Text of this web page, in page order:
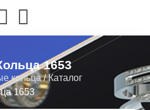
1653
кольца/Каталог
1653